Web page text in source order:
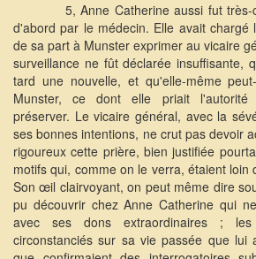
5, Anne Catherine aussi fut
d'abord par le médecin. Elle avait chargé
de sa part à Munster exprimer au vicaire
surveillance ne fût déclarée insuffisante,
tard une nouvelle, et qu'elle-même
Munster, ce dont elle priait l'autorité
préserver. Le vicaire général, avec la
ses bonnes intentions, ne crut pas devoir
rigoureux cette prière, bien justifiée
motifs qui, comme on le verra, étaient loin
Son œil clairvoyant, on peut même dire
pu découvrir chez Anne Catherine qui
avec ses dons extraordinaires ;
circonstanciés sur sa vie passée que lui